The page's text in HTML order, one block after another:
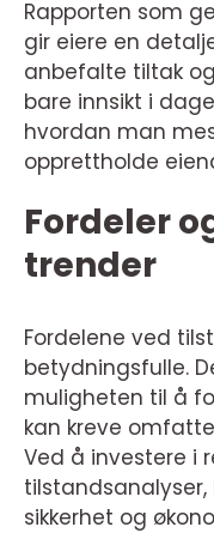
Rapporten som
gir eiere en
anbefalte tiltak
bare innsikt i
hvordan man
opprettholde
Fordeler
trender
Fordelene ved
betydningsfulle.
muligheten til å
kan kreve
Ved å investere i
sikkerhet og